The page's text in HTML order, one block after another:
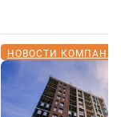
НОВОСТИ